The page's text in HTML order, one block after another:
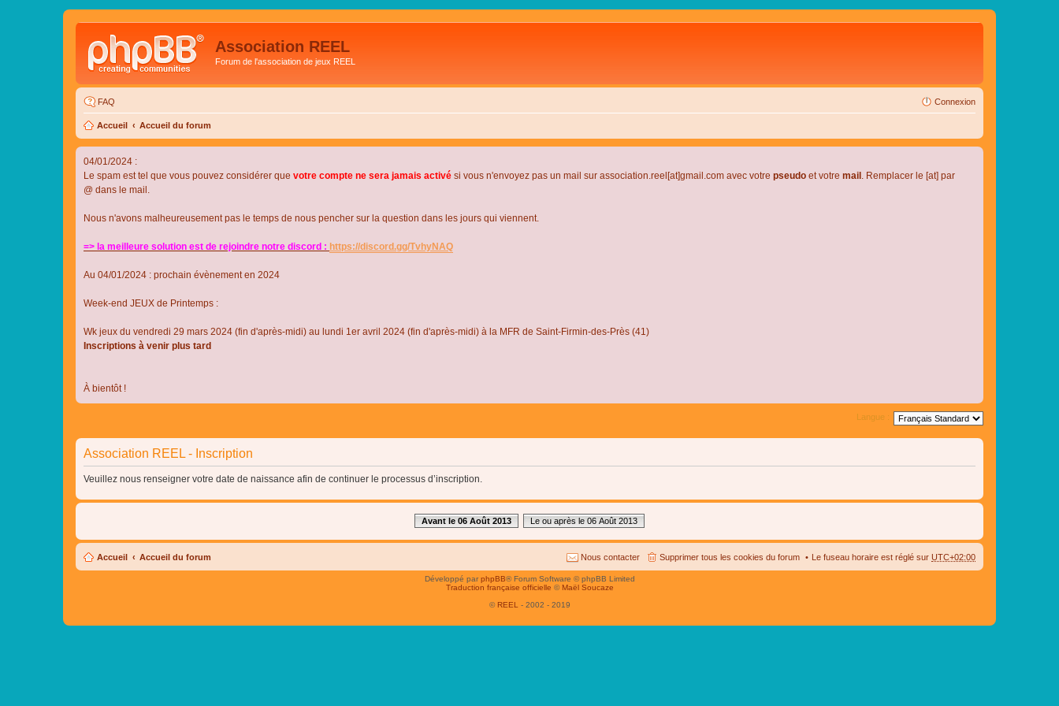
Association REEL
Forum de l'association de jeux REEL
FAQ Connexion
Accueil Accueil du forum
04/01/2024 :
Le spam est tel que vous pouvez considérer que votre compte ne sera jamais activé si vous n'envoyez pas un mail sur association.reel[at]gmail.com avec votre pseudo et votre mail . Remplacer le [at] par
@ dans le mail.
Nous n'avons malheureusement pas le temps de nous pencher sur la question dans les jours qui viennent.
=> la meilleure solution est de rejoindre notre discord : https://discord.gg/TvhyNAQ
Au 04/01/2024 : prochain évènement en 2024
Week-end JEUX de Printemps :
Wk jeux du vendredi 29 mars 2024 (fin d'après-midi) au lundi 1er avril 2024 (fin d'après-midi) à la MFR de Saint-Firmin-des-Près (41)
Inscriptions à venir plus tard
À bientôt !
Langue :
Association REEL - Inscription
Veuillez nous renseigner votre date de naissance afin de continuer le processus d’inscription.
Avant le 06 Août 2013 Le ou après le 06 Août 2013
Accueil Accueil du forum Le fuseau horaire est réglé sur UTC+02:00
Supprimer tous les cookies du forum
Nous contacter
Développé parphpBB® Forum Software © phpBB Limited
Traduction française officielle © Maël Soucaze
© REEL - 2002 - 2019